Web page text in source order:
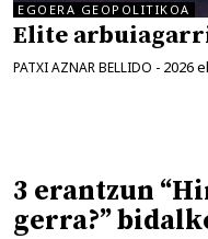
EGOERA GEOPOLITIKOA
Elite
PATXI AZNAR BELLIDO - 2026
3 erantzun
gerra?”